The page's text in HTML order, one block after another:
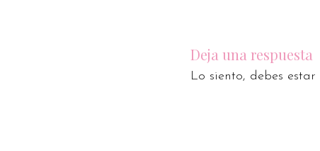
Deja una respuesta
Lo siento, debes estar